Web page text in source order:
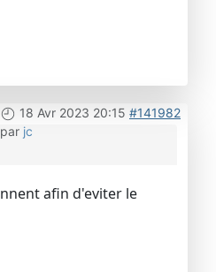
18 Avr 2023 20:15 #141982
par jc
afin d'eviter le